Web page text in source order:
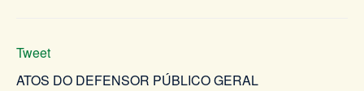
Tweet
ATOS DO DEFENSOR PÚBLICO GERAL